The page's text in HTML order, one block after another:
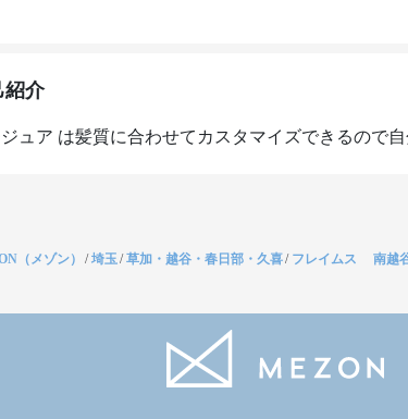
紹介
ュア は髪質に合わせてカスタマイズできるので
（メゾン） /埼玉/草加・越谷・春日部・久喜/ フレイムス 南越